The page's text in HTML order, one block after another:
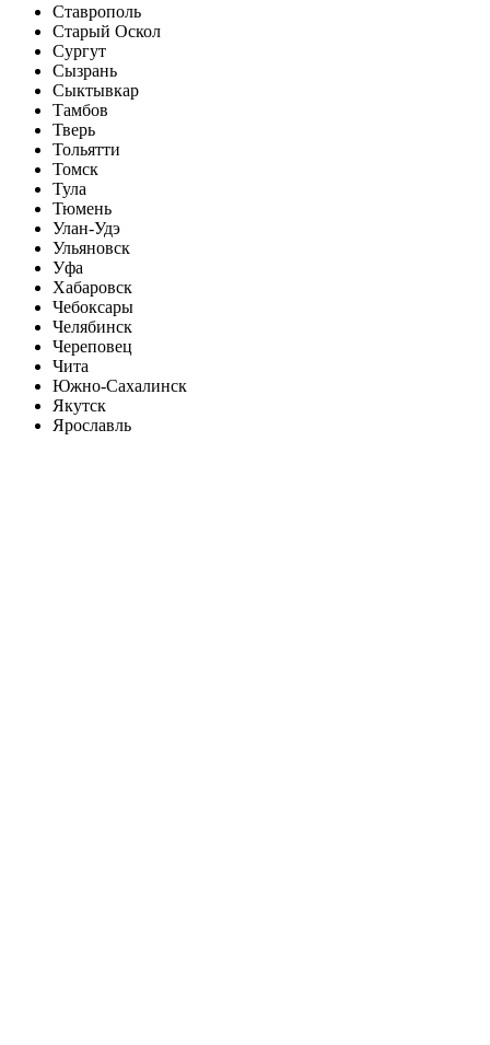
Ставрополь
Старый Оскол
Сургут
Сызрань
Сыктывкар
Тамбов
Тверь
Тольятти
Томск
Тула
Тюмень
Улан-Удэ
Ульяновск
Уфа
Хабаровск
Чебоксары
Челябинск
Череповец
Чита
Южно-Сахалинск
Якутск
Ярославль